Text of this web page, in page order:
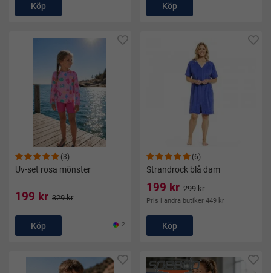
Köp Köp
(3)
Uv-set rosa mönster
199 kr 329 kr
Köp 2
(6)
Strandrock blå dam
199 kr 299 kr
Pris i andra butiker 449 kr
Köp